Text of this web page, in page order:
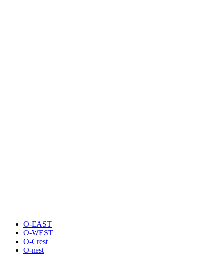
O-EAST
O-WEST
O-Crest
O-nest